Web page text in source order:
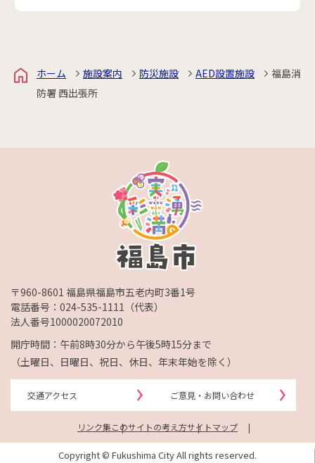
ホーム 施設案内 防災施設 AED設置施設
福島消
防署 西出張所
〒960-8601 福島県福島市五老内町3番1号
電話番号： 024-535-1111 （代表）
法人番号1000020072010
開庁時間：午前8時30分から午後5時15分まで
（土曜日、日曜日、祝日、休日、年末年始を除く）
交通アクセス ご意見・お問い合わせ
リンク集このサイトの考え方サイトマップ
Copyright © Fukushima City All rights reserved.